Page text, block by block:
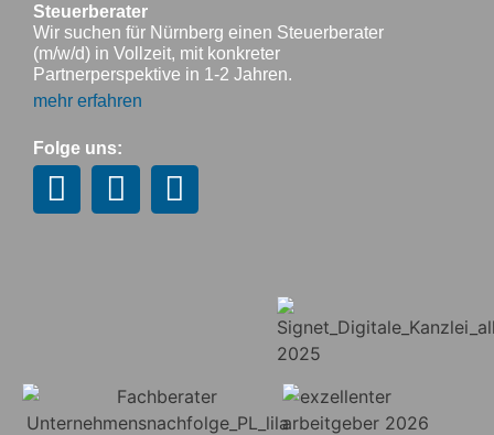
Steuerberater
Wir suchen für Nürnberg einen Steuerberater
(m/w/d) in Vollzeit, mit konkreter
Partnerperspektive in 1-2 Jahren.
mehr erfahren
Folge uns: